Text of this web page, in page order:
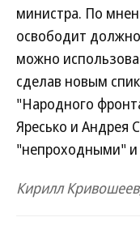
министра. По
освободит
можно
сделав новым
"Народного
Яресько и Андрея
"непроходными"
Кирилл